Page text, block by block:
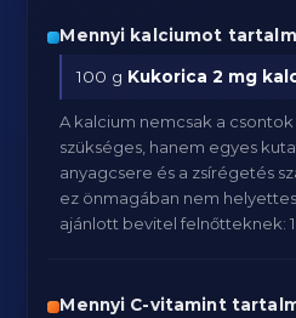
Mennyi kalciumot
100 g Kukorica 2 mg
A kalcium nemcsak a
szükséges, hanem egyes
anyagcsere és a zsírégetés
ez önmagában nem
ajánlott bevitel felnőtteknek:
Mennyi C-vitamint